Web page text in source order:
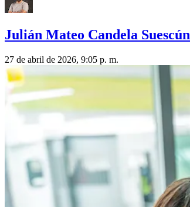
Julián Mateo Candela Suescún
27 de abril de 2026, 9:05 p. m.